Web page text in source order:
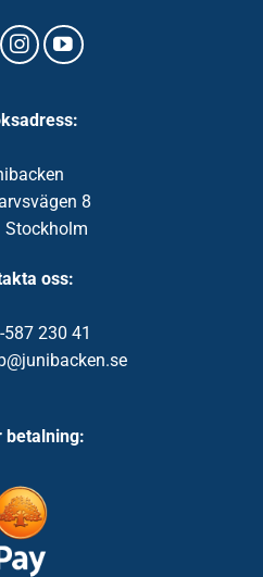
8
Stockholm
oss:
587 230 41
betalning: